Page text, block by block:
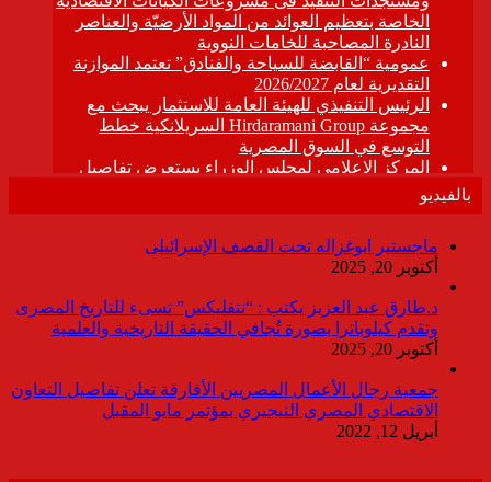
بالفيديو
ماجستير ابوغزاله تحت القصف الإسرائيلى
أكتوبر 20, 2025
د.طارق عبد العزيز يكتب : “نتفليكس” تسىء للتاريخ المصرى
وتقدم كيلوباترا بصورة تُجافي الحقيقة التاريخية والعلمية
أكتوبر 20, 2025
جمعية رجال الأعمال المصريين الأفارقة تعلن تفاصيل التعاون
الاقتصادي المصري النيجيري بمؤتمر مايو المقبل
أبريل 12, 2022